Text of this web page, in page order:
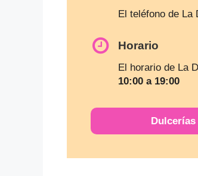
El teléfono de La
Horario
El horario de La
10:00 a 19:00